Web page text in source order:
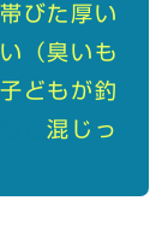
びた厚い
（臭いも
どもが釣
と混じっ